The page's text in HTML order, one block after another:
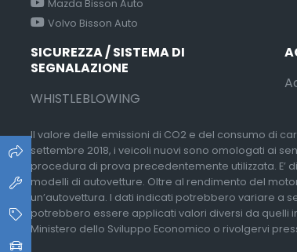
Mazda Bisson Auto
Volvo Bisson Auto
SICUREZZA / SISTEMA DI
SEGNALAZIONE
WHISTLEBLOWING
Il valore delle emissioni di CO2 e del consumo di
settembre 2018, i veicoli nuovi sono omologati ai
procedura di prova precedentemente utilizzata. E’
modelli di autovetture. Oltre al rendimento del
un’autovettura. I dati indicati potrebbero variare a
potrebbero essere applicati valori diversi da quelli
Ministero dello Sviluppo Economico o rivolgervi